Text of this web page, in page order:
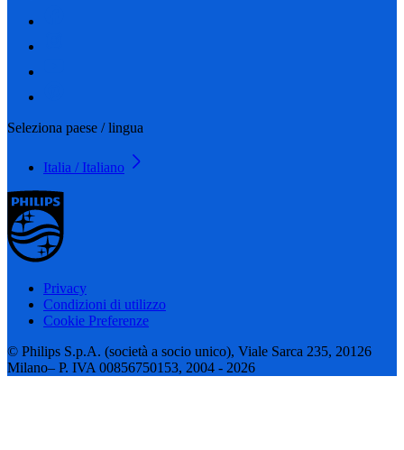
Seleziona paese / lingua
Italia / Italiano
Privacy
Condizioni di utilizzo
Cookie Preferenze
© Philips S.p.A. (società a socio unico), Viale Sarca 235, 20126
Milano– P. IVA 00856750153, 2004 - 2026